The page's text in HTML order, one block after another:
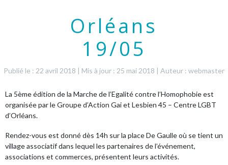
Orléans
19/05
Publié le : 22 avril 2018 | Mis à jour : 25 mai 2018 | Auteur : webmaster
La 5ème édition de la Marche de l’Egalité contre l’Homophobie est
organisée par leGroupe d’Action Gai et Lesbien 45 – Centre LGBT
d’Orléans.
Rendez-vous est donné dès 14h sur la place De Gaulle où se tient un
village associatif dans lequel les partenaires de l’événement,
associations et commerces, présentent leurs activités.